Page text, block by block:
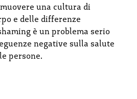
una cultura di
e delle differenze
è un problema serio
negative sulla salute
persone.